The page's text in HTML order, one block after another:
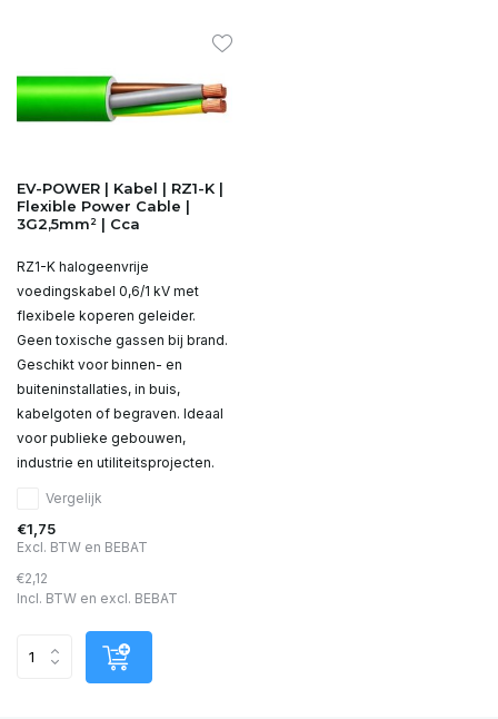
EV-POWER | Kabel | RZ1-K |
Flexible Power Cable |
3G2,5mm² | Cca
RZ1-K halogeenvrije
voedingskabel 0,6/1 kV met
flexibele koperen geleider.
Geen toxische gassen bij brand.
Geschikt voor binnen- en
buiteninstallaties, in buis,
kabelgoten of begraven. Ideaal
voor publieke gebouwen,
industrie en utiliteitsprojecten.
Vergelijk
€1,75
Excl. BTW en BEBAT
€2,12
Incl. BTW en excl. BEBAT